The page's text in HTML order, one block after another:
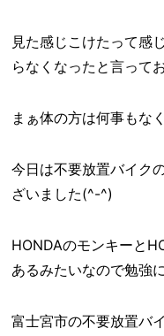
見た感じこけたって感
らなくなったと言って
まぁ体の方は何事もな
今日は不要放置バイク
ざいました(^-^)
HONDAのモンキーと
あるみたいなので勉強
富士宮市の不要放置バ